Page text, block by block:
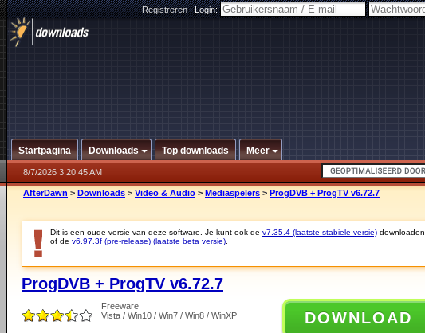
Registreren|Login:
Startpagina Downloads Top downloads Meer
8/7/2026 3:20:45 AM
AfterDawn > Downloads > Video & Audio > Mediaspelers > ProgDVB + ProgTV v6.72.7
Dit is een oude versie van deze software. Je kunt ook de v7.35.4 (laatste stabiele versie) downloaden.
of de v6.97.3f (pre-release) (laatste beta versie)
ProgDVB + ProgTV v6.72.7
Freeware
Vista / Win10 / Win7 / Win8 / WinXP
DOWNLOAD